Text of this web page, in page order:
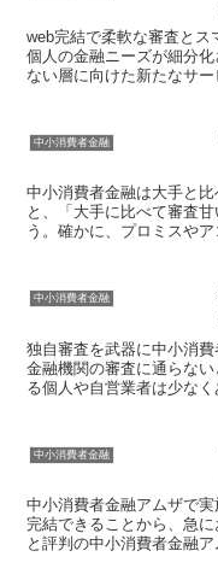
web完結で柔軟な審査と
個人の金融ニーズが細分
ない層に向けた新たなサ
銀行や信販会社では審査
中小消費者金融
中小消費者金融は大手と
と、「大手に比べて審査
う。確かに、プロミスや
べると、ニチデン、エイ
中小消費者金融
独自審査を武器に中小消
金融機関の審査に通らな
る個人や自営業者は少な
去に延滞歴がある場合に
中小消費者金融
中小消費者金融アムザで
完結できることから、急
と評判の中小消費者金融
います。中小消費者金融